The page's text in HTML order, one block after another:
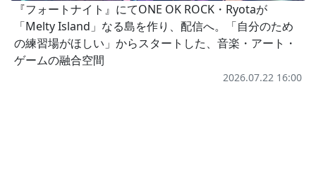
『フォートナイト』にてONE OK ROCK・Ryotaが
「Melty Island」なる島を作り、配信へ。「自分のため
の練習場がほしい」からスタートした、音楽・アート・
ゲームの融合空間
2026.07.22 16:00